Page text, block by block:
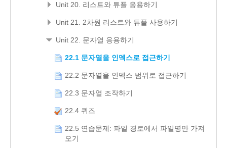
Unit 20. 리스트와 튜플 응용하기
Unit 21. 2차원 리스트와 튜플 사용하기
Unit 22. 문자열 응용하기
22.1 문자열을 인덱스로 접근하기
22.2 문자열을 인덱스 범위로 접근하기
22.3 문자열 조작하기
22.4 퀴즈
22.5 연습문제: 파일 경로에서 파일명만 가져
오기